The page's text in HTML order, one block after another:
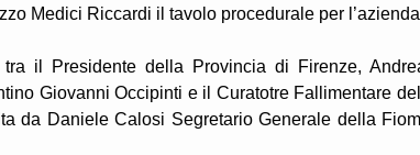
Medici Riccardi il tavolo procedurale per
tra il Presidente della Provincia di Firenze,
Giovanni Occipinti e il Curatotre Fallimentare
da Daniele Calosi Segretario Generale della